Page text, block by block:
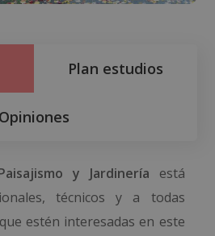
Plan estudios
Opiniones
y Jardinería está
técnicos y a todas
estén interesadas en este